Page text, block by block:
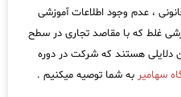
، عدم وجود اطلاعات آموزشی
غلط که با مقاصد تجاری در سطح
دلایلی هستند که شرکت در دوره
سهامیر به شما توصیه میکنیم .